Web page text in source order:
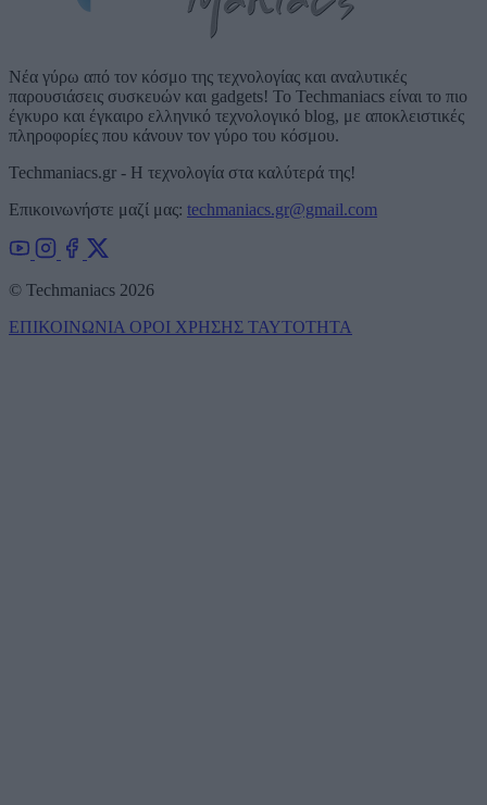
Νέα γύρω από τον κόσμο της τεχνολογίας και αναλυτικές
παρουσιάσεις συσκευών και gadgets! Το Techmaniacs είναι το πιο
έγκυρο και έγκαιρο ελληνικό τεχνολογικό blog, με αποκλειστικές
πληροφορίες που κάνουν τον γύρο του κόσμου.
Techmaniacs.gr - Η τεχνολογία στα καλύτερά της!
Επικοινωνήστε μαζί μας: techmaniacs.gr@gmail.com
© Techmaniacs 2026
ΕΠΙΚΟΙΝΩΝΙΑ ΟΡΟΙ ΧΡΗΣΗΣ ΤΑΥΤΟΤΗΤΑ